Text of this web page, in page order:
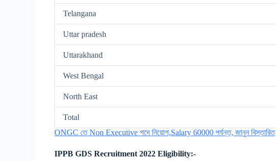
Telangana
Uttar pradesh
Uttarakhand
West Bengal
North East
Total
ONGC তে Non Executive পদে নিয়োগ,Salary 60000 পর্যন্ত, জানুন বিস্তারিত
IPPB GDS Recruitment 2022 Eligibility:-